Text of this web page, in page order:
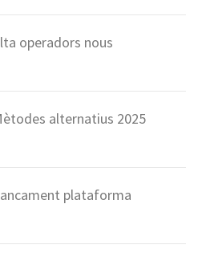
operadors nous
alternatius 2025
plataforma